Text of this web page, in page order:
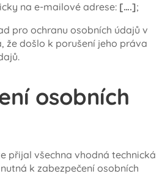
na e-mailové adrese: [….];
pro ochranu osobních údajů v
že došlo k porušení jeho práva
osobních
přijal všechna vhodná technická
k zabezpečení osobních